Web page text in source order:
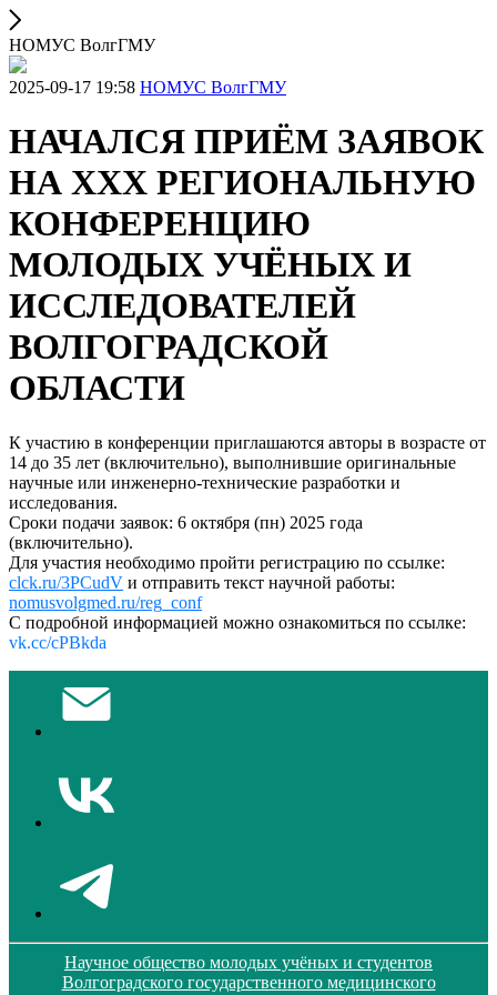
НОМУС ВолгГМУ
2025-09-17 19:58 НОМУС ВолгГМУ
НАЧАЛСЯ ПРИЁМ ЗАЯВОК
НА XXX РЕГИОНАЛЬНУЮ
КОНФЕРЕНЦИЮ
МОЛОДЫХ УЧЁНЫХ И
ИССЛЕДОВАТЕЛЕЙ
ВОЛГОГРАДСКОЙ
ОБЛАСТИ
К участию в конференции приглашаются авторы в возрасте от
14 до 35 лет (включительно), выполнившие оригинальные
научные или инженерно-технические разработки и
исследования.
Сроки подачи заявок: 6 октября (пн) 2025 года
(включительно).
Для участия необходимо пройти регистрацию по ссылке:
clck.ru/3PCudV и отправить текст научной работы:
nomusvolgmed.ru/reg_conf
С подробной информацией можно ознакомиться по ссылке:
vk.cc/cPBkda
Научное общество молодых учёных и студентов
Волгоградского государственного медицинского